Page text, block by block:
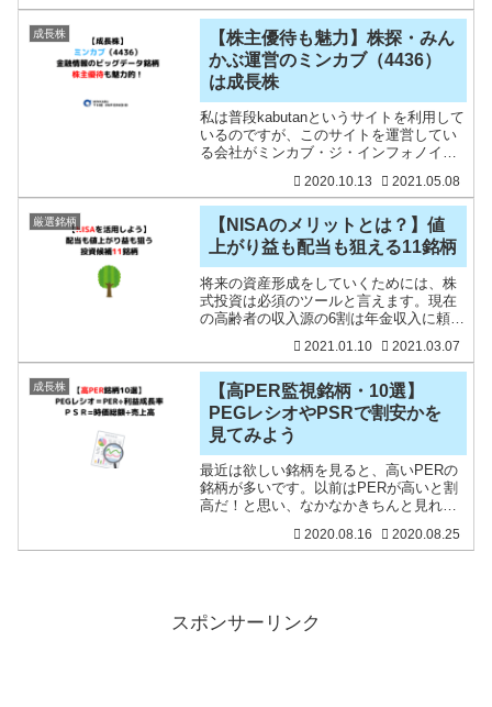
かを数字で知る機会となります。もちろ
ん、四季報予想が必ず当
成長株
【株主優待も魅力】株探・みん
かぶ運営のミンカブ（4436）
は成長株
私は普段kabutanというサイトを利用して
いるのですが、このサイトを運営してい
る会社がミンカブ・ジ・インフォノイド
式」「みんかぶFX」「みんなの仮想通
貨」「みんかぶ先物」「みんかぶ投信」
「みんかぶ保
2020.10.13 2021.05.08
厳選銘柄
【NISAのメリットとは？】値
上がり益も配当も狙える11銘柄
将来の資産形成をしていくためには、株
式投資は必須のツールと言えます。現在
の高齢者の収入源の6割は年金収入に頼っ
療費自己負担の増加、年金収入の減少が
想定されるなか、自分で投資をしていく
ことの重要性はますます
2021.01.10 2021.03.07
成長株
【高PER監視銘柄・10選】
PEGレシオやPSRで割安かを
見てみよう
最近は欲しい銘柄を見ると、高いPERの
銘柄が多いです。以前はPERが高いと割
高だ！と思い、なかなかきちんと見れて
でも気にせず投資をすることもありま
2020.08.16 2020.08.25
スポンサーリンク